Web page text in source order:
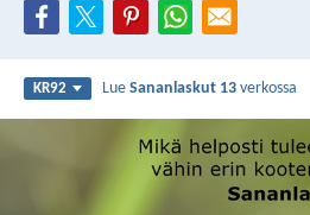
KR92 LueSananlaskut 13 verkossa